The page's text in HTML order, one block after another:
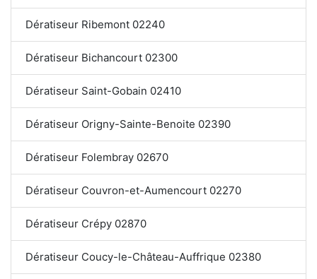
Dératiseur Ribemont 02240
Dératiseur Bichancourt 02300
Dératiseur Saint-Gobain 02410
Dératiseur Origny-Sainte-Benoite 02390
Dératiseur Folembray 02670
Dératiseur Couvron-et-Aumencourt 02270
Dératiseur Crépy 02870
Dératiseur Coucy-le-Château-Auffrique 02380